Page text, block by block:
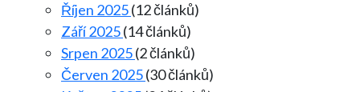
Říjen 2025(12 článků)
Září 2025(14 článků)
Srpen 2025(2 článků)
Červen 2025(30 článků)